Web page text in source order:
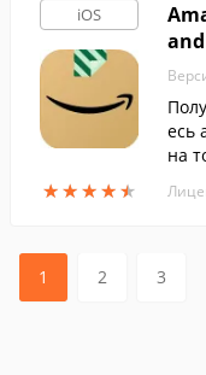
iOS
★★★★★
★★★★★
есь
на
1 2 3